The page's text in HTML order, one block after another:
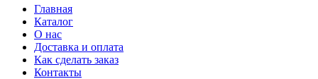
Главная
Каталог
О нас
Доставка и оплата
Как сделать заказ
Контакты